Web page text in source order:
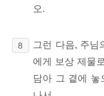
오.
8
그런 다음, 주님
에게 보상 제물
담아 그 곁에 놓